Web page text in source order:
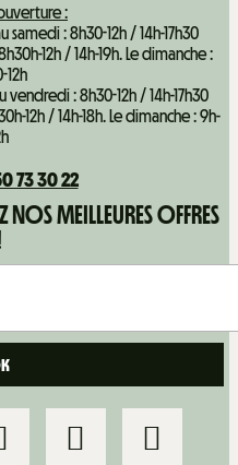
:
: 8h30-12h / 14h-17h30
12h / 14h-19h. Le dimanche :
12h
: 8h30-12h / 14h-17h30
12h / 14h-18h. Le dimanche : 9h-
73 30 22
NOS MEILLEURES OFFRES